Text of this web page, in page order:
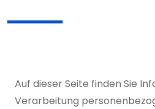
Auf dieser Seite finden Sie
Verarbeitung